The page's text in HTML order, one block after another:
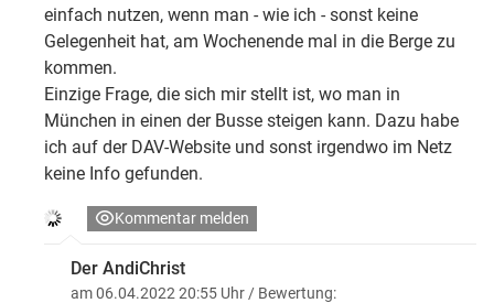
einfach nutzen, wenn man - wie ich - sonst keine
Gelegenheit hat, am Wochenende mal in die Berge zu
kommen.
Einzige Frage, die sich mir stellt ist, wo man in
München in einen der Busse steigen kann. Dazu habe
ich auf der DAV-Website und sonst irgendwo im Netz
keine Info gefunden.
Kommentar melden
Der AndiChrist
am 06.04.2022 20:55 Uhr / Bewertung: